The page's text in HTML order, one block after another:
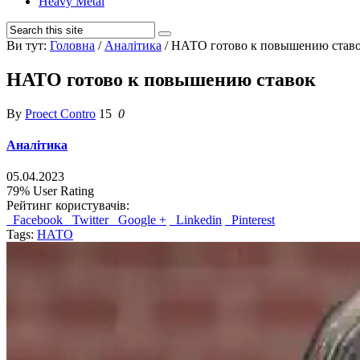
Ви тут: Головна / Аналітика /НАТО готово к повышению
НАТО готово к повышению ставок
By Proect Contro 15 0
Аналітика
05.04.2023
79% User Rating
Рейтинг користувачів:
Facebook
Twitter Google + Linkedin
Pinterest
Tags: НАТО